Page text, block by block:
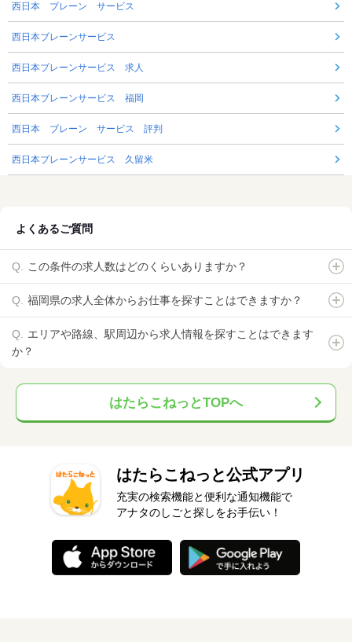
西日本 ブレーン サービス
西日本ブレーンサービス
西日本ブレーンサービス 求人
西日本ブレーンサービス 福岡
西日本 ブレーン サービス 評判
西日本ブレーンサービス 久留米
よくあるご質問
この条件の求人数はどのくらいありますか？
福岡県の求人全体からお仕事を探すことはできますか？
エリアや路線、駅周辺から求人情報を探すことはできます
か？
はたらこねっとTOPへ
はたらこねっと公式アプリ
充実の検索機能と便利な通知機能で
アナタのしごと探しをお手伝い！